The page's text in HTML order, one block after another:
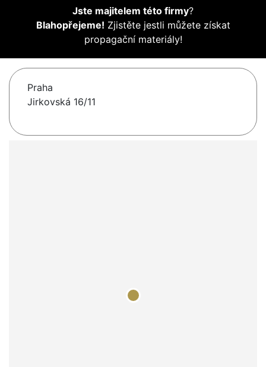
Jste majitelem této firmy?
Blahopřejeme! Zjistěte jestli můžete získat
propagační materiály!
Praha
Jirkovská 16/11